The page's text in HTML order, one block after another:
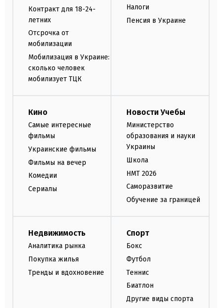
Контракт для 18-24-
летних
Отсрочка от
мобилизации
Мобилизация в Украине:
сколько человек
мобилизует ТЦК
Налоги
Пенсия в Украине
Кино
Самые интересные
фильмы
Украинские фильмы
Фильмы на вечер
Комедии
Сериалы
Новости Учебы
Министерство
образования и науки
Украины
Школа
НМТ 2026
Саморазвитие
Обучение за границей
Недвижимость
Аналитика рынка
Покупка жилья
Тренды и вдохновение
Спорт
Бокс
Футбол
Теннис
Биатлон
Другие виды спорта